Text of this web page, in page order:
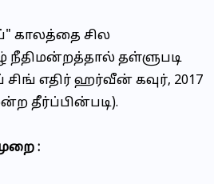
காலத்தை சில
நீதிமன்றத்தால் தள்ளுபடி
எதிர் ஹர்வீன் கவுர், 2017
தீர்ப்பின்படி).
: